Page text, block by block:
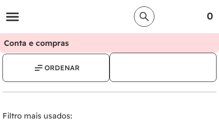
0
Conta e compras
Filtro mais usados: